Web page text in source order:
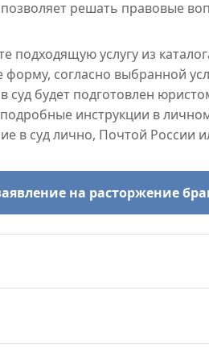
решать правовые
подходящую услугу из
форму, согласно выбранной
будет подготовлен
инструкции в
в суд лично, Почтой России
на расторжение